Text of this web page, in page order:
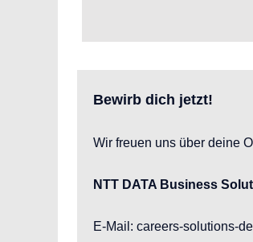
Bewirb dich jetzt!
Wir freuen uns über deine
NTT DATA Business
E-Mail: careers-solutions-